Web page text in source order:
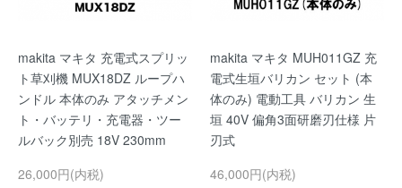
makita マキタ 充電式スプリッ
ト草刈機 MUX18DZ ループハ
ンドル 本体のみ アタッチメン
ト・バッテリ・充電器・ツー
ルバック別売 18V 230mm
26,000円(内税)
makita マキタ MUH011GZ 充
電式生垣バリカン セット (本
体のみ) 電動工具 バリカン 生
垣 40V 偏角3面研磨刃仕様 片
刃式
46,000円(内税)